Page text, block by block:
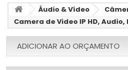
Áudio & Vídeo
Camera de Video IP HD, Audio,
ADICIONAR AO ORÇAMENTO